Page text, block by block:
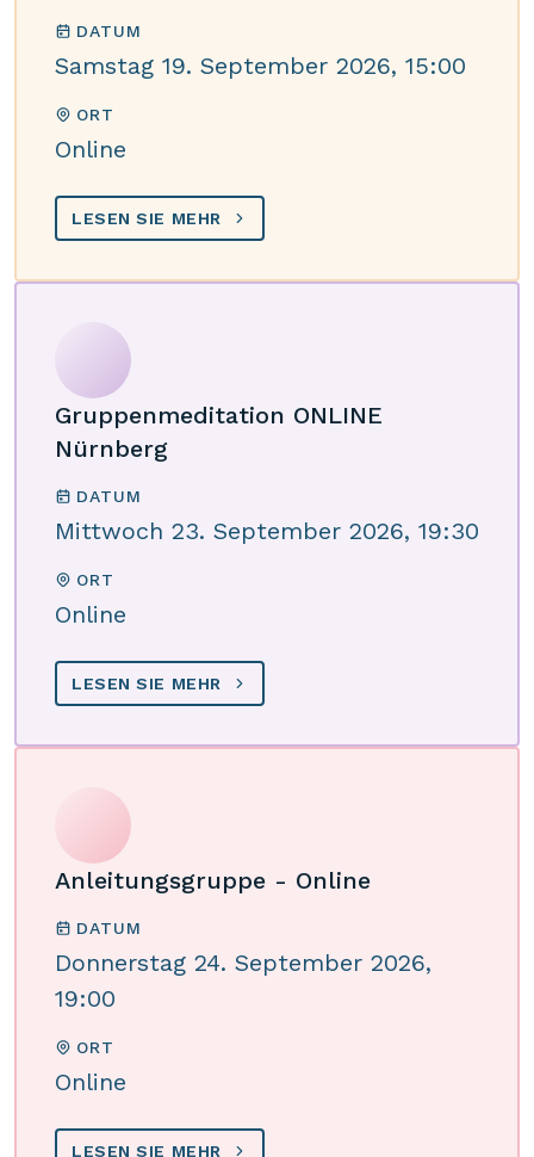
DATUM
Samstag 19. September 2026, 15:00
ORT
Online
LESEN SIE MEHR
Gruppenmeditation ONLINE
Nürnberg
DATUM
Mittwoch 23. September 2026, 19:30
ORT
Online
LESEN SIE MEHR
Anleitungsgruppe - Online
DATUM
Donnerstag 24. September 2026,
19:00
ORT
Online
LESEN SIE MEHR